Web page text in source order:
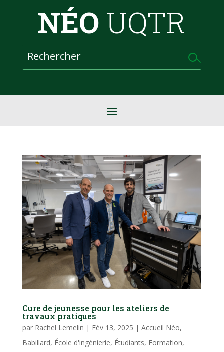
NÉO UQTR
Cure de jeunesse pour les ateliers de
travaux pratiques
par Rachel Lemelin | Fév 13, 2025 | Accueil Néo,
Babillard, École d'ingénierie, Étudiants, Formation,